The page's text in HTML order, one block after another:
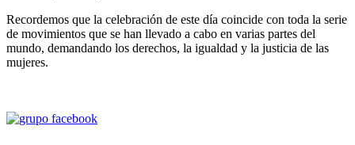
Recordemos que la celebración de este día coincide con toda la serie
de movimientos que se han llevado a cabo en varias partes del
mundo, demandando los derechos, la igualdad y la justicia de las
mujeres.